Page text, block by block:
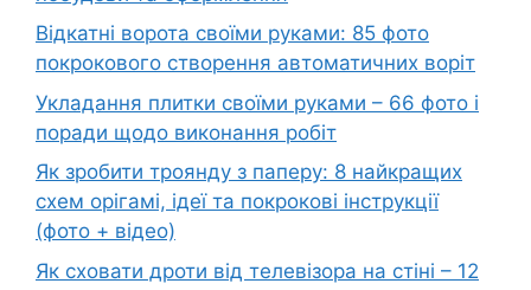
Відкатні ворота своїми руками: 85 фото
покрокового створення автоматичних воріт
Укладання плитки своїми руками – 66 фото і
поради щодо виконання робіт
Як зробити троянду з паперу: 8 найкращих
схем орігамі, ідеї та покрокові інструкції
(фото + відео)
Як сховати дроти від телевізора на стіні – 12